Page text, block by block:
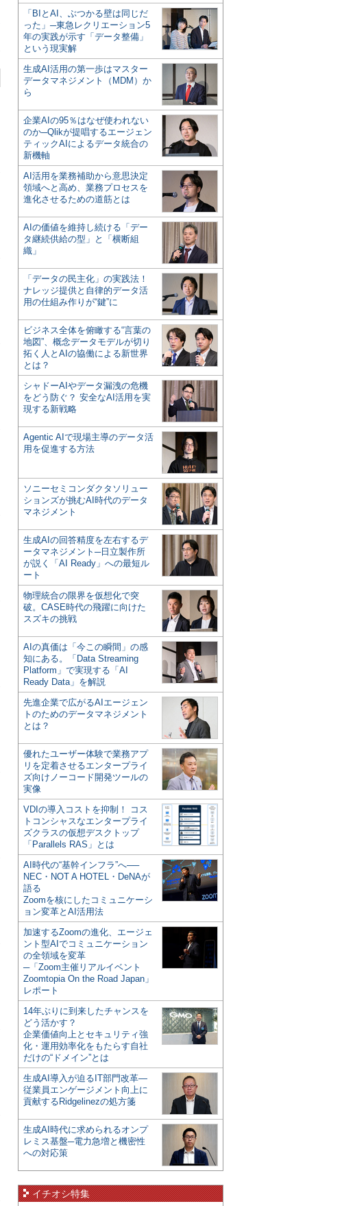
「BIとAI、ぶつかる壁は同じだ
った」─東急レクリエーション5
年の実践が示す「データ整備」
という現実解
生成AI活用の第一歩はマスター
データマネジメント（MDM）か
ら
企業AIの95％はなぜ使われない
のか─Qlikが提唱するエージェン
ティックAIによるデータ統合の
新機軸
AI活用を業務補助から意思決定
領域へと高め、業務プロセスを
進化させるための道筋とは
AIの価値を維持し続ける「デー
タ継続供給の型」と「横断組
織」
「データの民主化」の実践法！
ナレッジ提供と自律的データ活
用の仕組み作りが“鍵”に
ビジネス全体を俯瞰する“言葉の
地図”、概念データモデルが切り
拓く人とAIの協働による新世界
とは？
シャドーAIやデータ漏洩の危機
をどう防ぐ？ 安全なAI活用を実
現する新戦略
Agentic AIで現場主導のデータ活
用を促進する方法
ソニーセミコンダクタソリュー
ションズが挑むAI時代のデータ
マネジメント
生成AIの回答精度を左右するデ
ータマネジメント─日立製作所
が説く「AI Ready」への最短ル
ート
物理統合の限界を仮想化で突
破。CASE時代の飛躍に向けた
スズキの挑戦
AIの真価は「今この瞬間」の感
知にある。「Data Streaming
Platform」で実現する「AI
Ready Data」を解説
先進企業で広がるAIエージェン
トのためのデータマネジメント
とは？
優れたユーザー体験で業務アプ
リを定着させるエンタープライ
ズ向けノーコード開発ツールの
実像
VDIの導入コストを抑制！ コス
トコンシャスなエンタープライ
ズクラスの仮想デスクトップ
「Parallels RAS」とは
AI時代の“基幹インフラ”へ──
NEC・NOT A HOTEL・DeNAが
語る
Zoomを核にしたコミュニケーシ
ョン変革とAI活用法
加速するZoomの進化、エージェ
ント型AIでコミュニケーション
の全領域を変革
─「Zoom主催リアルイベント
Zoomtopia On the Road Japan」
レポート
14年ぶりに到来したチャンスを
どう活かす？
企業価値向上とセキュリティ強
化・運用効率化をもたらす自社
だけの“ドメイン”とは
生成AI導入が迫るIT部門改革―
従業員エンゲージメント向上に
貢献するRidgelinezの処方箋
生成AI時代に求められるオンプ
レミス基盤─電力急増と機密性
への対応策
イチオシ特集